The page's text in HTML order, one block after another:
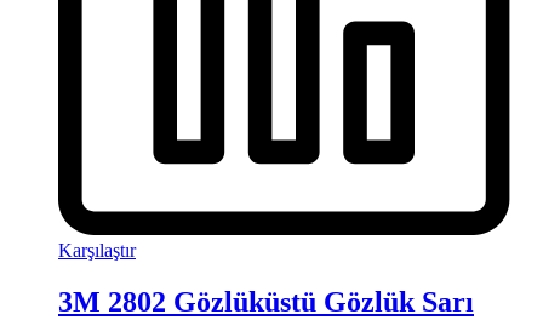
Karşılaştır
3M 2802 Gözlüküstü Gözlük Sarı